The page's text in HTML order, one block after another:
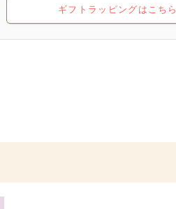
ギフトラッピングはこちら